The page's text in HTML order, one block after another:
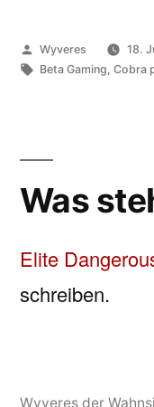
Veröffentlicht
von
Wyveres 18.
Schlagwörter:
Beta Gaming ,Cobra
Was
Elite
schreiben.
Wyveres der